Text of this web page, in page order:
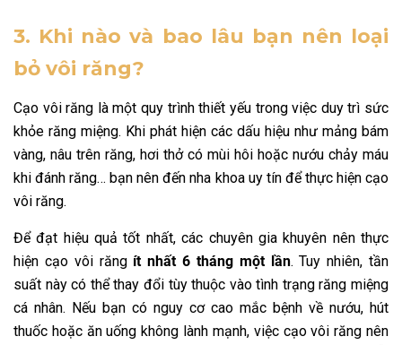
3. Khi nào và bao lâu bạn nên loại
bỏ vôi răng?
Cạo vôi răng là một quy trình thiết yếu trong việc duy trì sức
khỏe răng miệng. Khi phát hiện các dấu hiệu như mảng bám
vàng, nâu trên răng, hơi thở có mùi hôi hoặc nướu chảy máu
khi đánh răng… bạn nên đến nha khoa uy tín để thực hiện cạo
vôi răng.
Để đạt hiệu quả tốt nhất, các chuyên gia khuyên nên thực
hiện cạo vôi răng ít nhất 6 tháng một lần. Tuy nhiên, tần
suất này có thể thay đổi tùy thuộc vào tình trạng răng miệng
cá nhân. Nếu bạn có nguy cơ cao mắc bệnh về nướu, hút
thuốc hoặc ăn uống không lành mạnh, việc cạo vôi răng nên